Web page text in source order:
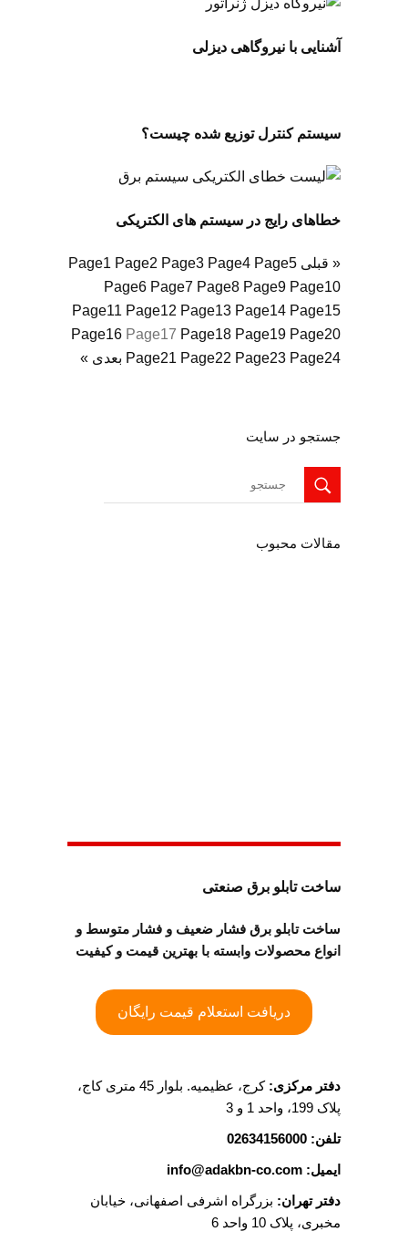
آشنایی با نیروگاهی دیزلی
سیستم کنترل توزیع شده چیست؟
خطاهای رایج در سیستم های الکتریکی
« قبلی Page1 Page2 Page3 Page4 Page5
Page6 Page7 Page8 Page9 Page10
Page11 Page12 Page13 Page14 Page15
Page16 Page17 Page18 Page19 Page20
Page21 Page22 Page23 Page24 بعدی »
جستجو در سایت
جستجو
برای:
مقالات محبوب
ساخت تابلو برق صنعتی
ساخت تابلو برق فشار ضعیف و فشار متوسط و
انواع محصولات وابسته با بهترین قیمت و کیفیت
دریافت استعلام قیمت رایگان
دفتر مرکزی:
کرج، عظیمیه. بلوار 45 متری کاج،
پلاک 199، واحد 1 و 3
تلفن: 02634156000
ایمیل: info@adakbn-co.com
دفتر تهران: بزرگراه اشرفی اصفهانی، خیابان
مخبری، پلاک 10 واحد 6